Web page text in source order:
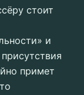
стоит
и
примет